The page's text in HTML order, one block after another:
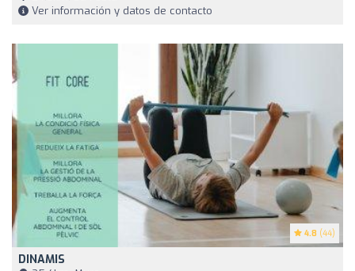
Ver información y datos de contacto
4.8 (44)
DINAMIS